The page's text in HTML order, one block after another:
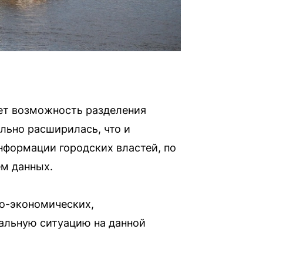
возможность разделения
расширилась, что и
городских властей, по
данных.
экономических,
ситуацию на данной